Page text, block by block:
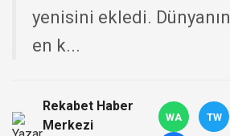
yenisini ekledi. Dünyanın
en k...
Rekabet Haber
Merkezi
WA TW